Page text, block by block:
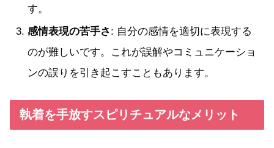
す。
感情表現の苦手さ: 自分の感情を適切に表現する
のが難しいです。これが誤解やコミュニケーショ
ンの誤りを引き起こすこともあります。
執着を手放すスピリチュアルなメリット